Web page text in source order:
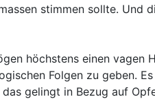
stimmen sollte. Und
höchstens einen
Folgen zu geben.
gelingt in Bezug auf